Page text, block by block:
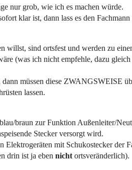
nur grob, wie ich es machen würde.
klar ist, dann lass es den Fachmann
willst, sind ortsfest und werden zu
(was ich nicht empfehle, dazu gleich
dann müssen diese ZWANGSWEISE
lassen.
braun zur Funktion Außenleiter/
Stecker versorgt wird.
Elektrogeräten mit Schukostecker der
drin ist ja eben nicht ortsveränderlich).